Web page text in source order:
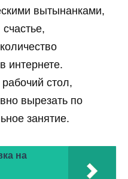
вытынанками,
интернете.
стол,
вырезать по
занятие.
на